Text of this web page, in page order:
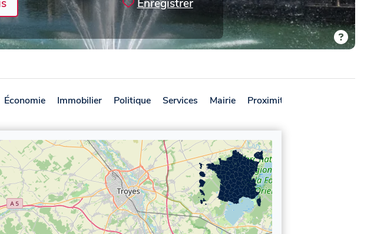
Enregistrer
Économie Immobilier Politique Services Mairie Proximité